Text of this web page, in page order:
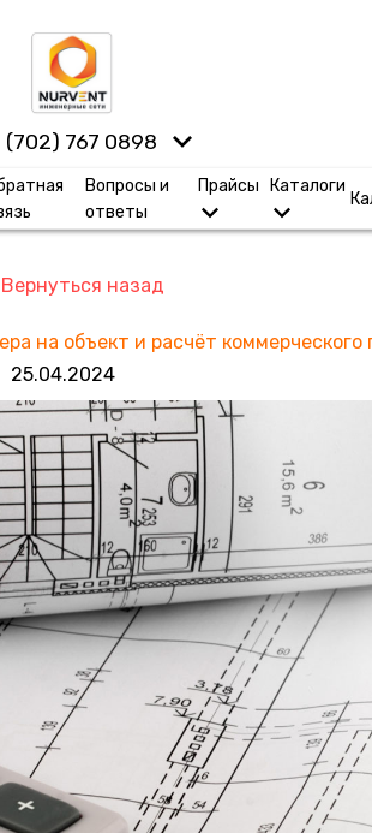
(702) 767 0898
Вопросы и
ответы
Прайсы Каталоги
назад
на объект и расчёт коммерческого
25.04.2024